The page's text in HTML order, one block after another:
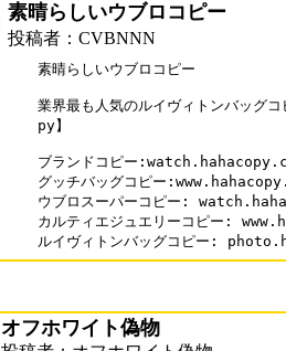
素晴らしいウブロコピー
投稿者：CVBNNN
素晴らしいウブロコピー
業界最も人気のルイヴィトンバッグ
py】
ブランドコピー
グッチバッグコピー
ウブロスーパーコピー:
カルティエジュエリーコピー:
ルイヴィトンバッグコピー:
オフホワイト偽物